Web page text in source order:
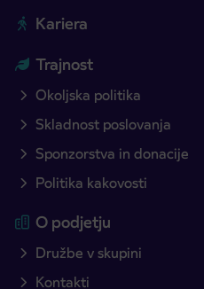
Kariera
Trajnost
Okoljska politika
Skladnost poslovanja
Sponzorstva in donacije
Politika kakovosti
O podjetju
Družbe v skupini
Kontakti